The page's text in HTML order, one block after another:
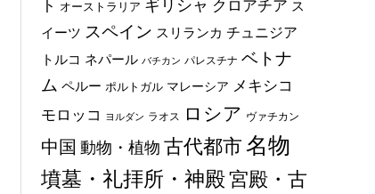
ト オーストラリア ギリシャ クロアチア ス
イーツ スペイン スリランカ チュニジア
トルコ ネパール バチカン パレスチナ ベトナ
ム ペルー ポルトガル マレーシア メキシコ
モロッコ
ヨルダン ラオス ロシア ヴァチカン
中国 動物・植物 古代都市 名物
墳墓・礼拝所・神殿宮殿・古